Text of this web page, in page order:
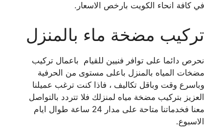
في كافة انحاء الكويت بارخص الاسعار.
تركيب مضخة ماء بالمنزل
نحرص دائما على توافر فنيين للقيام باعمال تركيب
مضخات المياه بالمنزل باعلى مستوى من الحرفية
وباسرع وقت وباقل تكاليف ، فاذا كنت ترغب عميلنا
العزيز بتركيب مضخة مياه لمنزلك فلا تتردد بالتواصل
معنا فخدماتنا متاحة على مدار 24 ساعة طوال ايام
الاسبوع.